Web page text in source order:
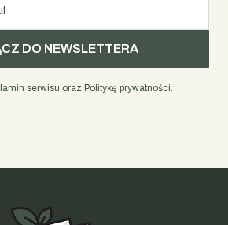
DO NEWSLETTERA
serwisu oraz Politykę prywatności.